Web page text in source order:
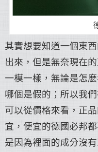
其實想要知道一個東
出來，但是無奈現在
一模一樣，無論是怎
哪個是假的；所以我
可以從價格來看，正
宜，便宜的德國必邦
是因為裡面的成分沒